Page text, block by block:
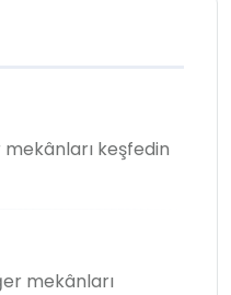
keşfedin
mekânları